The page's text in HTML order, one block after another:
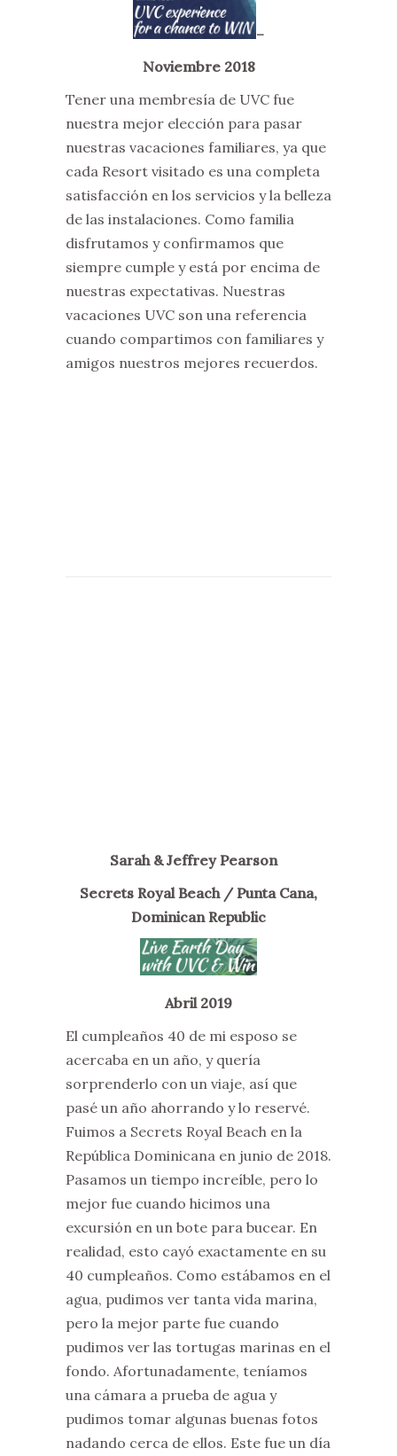
–
Noviembre 2018
Tener una membresía de UVC fue
nuestra mejor elección para pasar
nuestras vacaciones familiares, ya que
cada Resort visitado es una completa
satisfacción en los servicios y la belleza
de las instalaciones. Como familia
disfrutamos y confirmamos que
siempre cumple y está por encima de
nuestras expectativas. Nuestras
vacaciones UVC son una referencia
cuando compartimos con familiares y
amigos nuestros mejores recuerdos.
Sarah & Jeffrey Pearson
Secrets Royal Beach / Punta Cana,
Dominican Republic
Abril 2019
El cumpleaños 40 de mi esposo se
acercaba en un año, y quería
sorprenderlo con un viaje, así que
pasé un año ahorrando y lo reservé.
Fuimos a Secrets Royal Beach en la
República Dominicana en junio de 2018.
Pasamos un tiempo increíble, pero lo
mejor fue cuando hicimos una
excursión en un bote para bucear. En
realidad, esto cayó exactamente en su
40 cumpleaños. Como estábamos en el
agua, pudimos ver tanta vida marina,
pero la mejor parte fue cuando
pudimos ver las tortugas marinas en el
fondo. Afortunadamente, teníamos
una cámara a prueba de agua y
pudimos tomar algunas buenas fotos
nadando cerca de ellos. Este fue un día